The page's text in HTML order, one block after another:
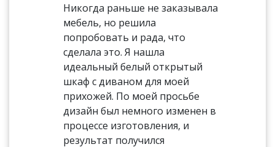
Никогда раньше не заказывала
мебель, но решила
попробовать и рада, что
сделала это. Я нашла
идеальный белый открытый
шкаф с диваном для моей
прихожей. По моей просьбе
дизайн был немного изменен в
процессе изготовления, и
результат получился